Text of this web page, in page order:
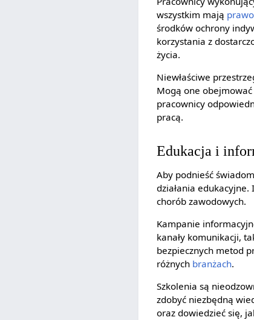
wszystkim mają prawo
środków ochrony
korzystania z
życia.
Niewłaściwe
Mogą one
pracownicy
pracą.
Edukacja i
Aby podnieść
działania
chorób zawodowych.
Kampanie
kanały komunikacji,
bezpiecznych metod
różnych branżach.
Szkolenia są
zdobyć niezbędną
oraz dowiedzieć się,